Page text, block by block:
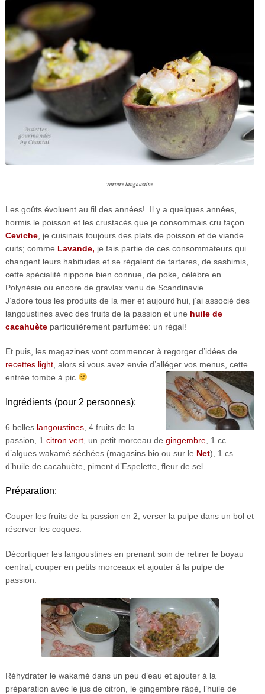
Tartare langoustine
Les goûts évoluent au fil des années! Il y a quelques années,
hormis le poisson et les crustacés que je consommais cru façon
Ceviche, je cuisinais toujours des plats de poisson et de viande
cuits; comme Lavande, je fais partie de ces consommateurs qui
changent leurs habitudes et se régalent de tartares, de sashimis,
cette spécialité nippone bien connue, de poke, célèbre en
Polynésie ou encore de gravlax venu de Scandinavie.
J’adore tous les produits de la mer et aujourd’hui, j’ai associé des
langoustines avec des fruits de la passion et une huile de
cacahuète particulièrement parfumée: un régal!
Et puis, les magazines vont commencer à regorger d’idées de
recettes light, alors si vous avez envie d’alléger vos menus, cette
entrée tombe à pic
Ingrédients (pour 2 personnes):
6 belles langoustines, 4 fruits de la
passion, 1 citron vert, un petit morceau de gingembre, 1 cc
d’algues wakamé séchées (magasins bio ou sur le Net), 1 cs
d’huile de cacahuète, piment d’Espelette, fleur de sel.
Préparation:
Couper les fruits de la passion en 2; verser la pulpe dans un bol et
réserver les coques.
Décortiquer les langoustines en prenant soin de retirer le boyau
central; couper en petits morceaux et ajouter à la pulpe de
passion.
Réhydrater le wakamé dans un peu d’eau et ajouter à la
préparation avec le jus de citron, le gingembre râpé, l’huile de